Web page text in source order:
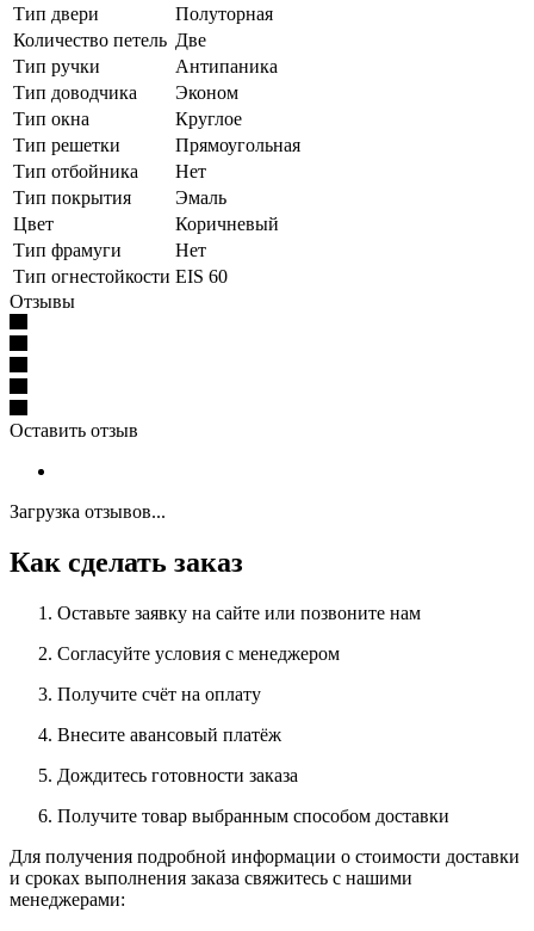
Тип двери
Полуторная
Количество петель Две
Тип ручки
Антипаника
Тип доводчика
Эконом
Тип окна
Круглое
Тип решетки
Прямоугольная
Тип отбойника
Нет
Тип покрытия
Эмаль
Цвет
Коричневый
Тип фрамуги
Нет
Тип огнестойкости EIS 60
Отзывы
Оставить отзыв
Загрузка отзывов...
Как сделать заказ
Оставьте заявку на сайте или позвоните нам
Согласуйте условия с менеджером
Получите счёт на оплату
Внесите авансовый платёж
Дождитесь готовности заказа
Получите товар выбранным способом доставки
Для получения подробной информации о стоимости доставки
и сроках выполнения заказа свяжитесь с нашими
менеджерами: